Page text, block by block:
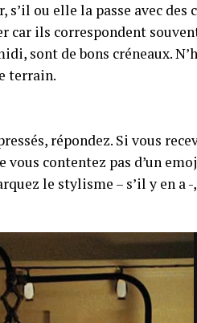
s’il ou elle la passe avec des
car ils correspondent
sont de bons créneaux.
terrain.
répondez. Si vous
contentez pas d’un
le stylisme – s’il y en a